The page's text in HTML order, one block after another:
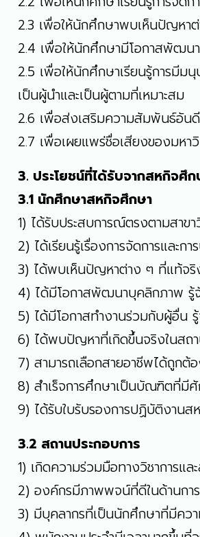
2.3 เพื่อให้นักศึกษาพบเห็นปัญหาต่
2.4 เพื่อให้นักศึกษามีโอกาสพัฒน
2.5 เพื่อให้นักศึกษาเรียนรู้การมีม
เป็นผู้นำและเป็นผู้ตามที่เหมาะสม
2.6 เพื่อส่งเสริมความสัมพันธ์อัน
2.7 เพื่อเผยแพร่ชื่อเสียงของมห
3. ประโยชน์ที่ได้รับจากสหกิจศึก
3.1 นักศึกษาสหกิจศึกษา
1) ได้รับประสบการณ์ตรงตามสาข
2) ได้เรียนรู้เรื่องการจัดการและก
3) ได้พบเห็นปัญหาต่าง ๆ ที่แท้จริ
4) ได้มีโอกาสพัฒนาบุคลิกภาพ รู้จั
5) ได้มีโอกาสทำงานร่วมกับผู้อื่น
6) ได้พบปัญหาที่เกิดขึ้นจริงในสถา
7) สามารถเลือกสายอาชีพได้ถูก
8) สำเร็จการศึกษาเป็นบัณฑิตที่มีศั
9) ได้รับใบรับรองการปฏิบัติงานส
3.2 สถานประกอบการ
1) เกิดความร่วมมือทางวิชาการ
2) องค์กรมีภาพพจน์ที่ดีในด้านก
3) มีบุคลากรที่เป็นนักศึกษาที่มีคว